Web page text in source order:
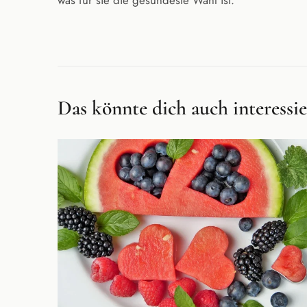
Das könnte dich auch